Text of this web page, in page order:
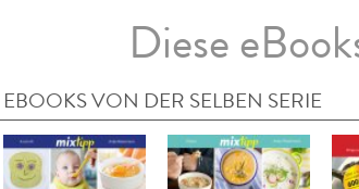
Diese
EBOOKS VON DER SELBEN SERIE